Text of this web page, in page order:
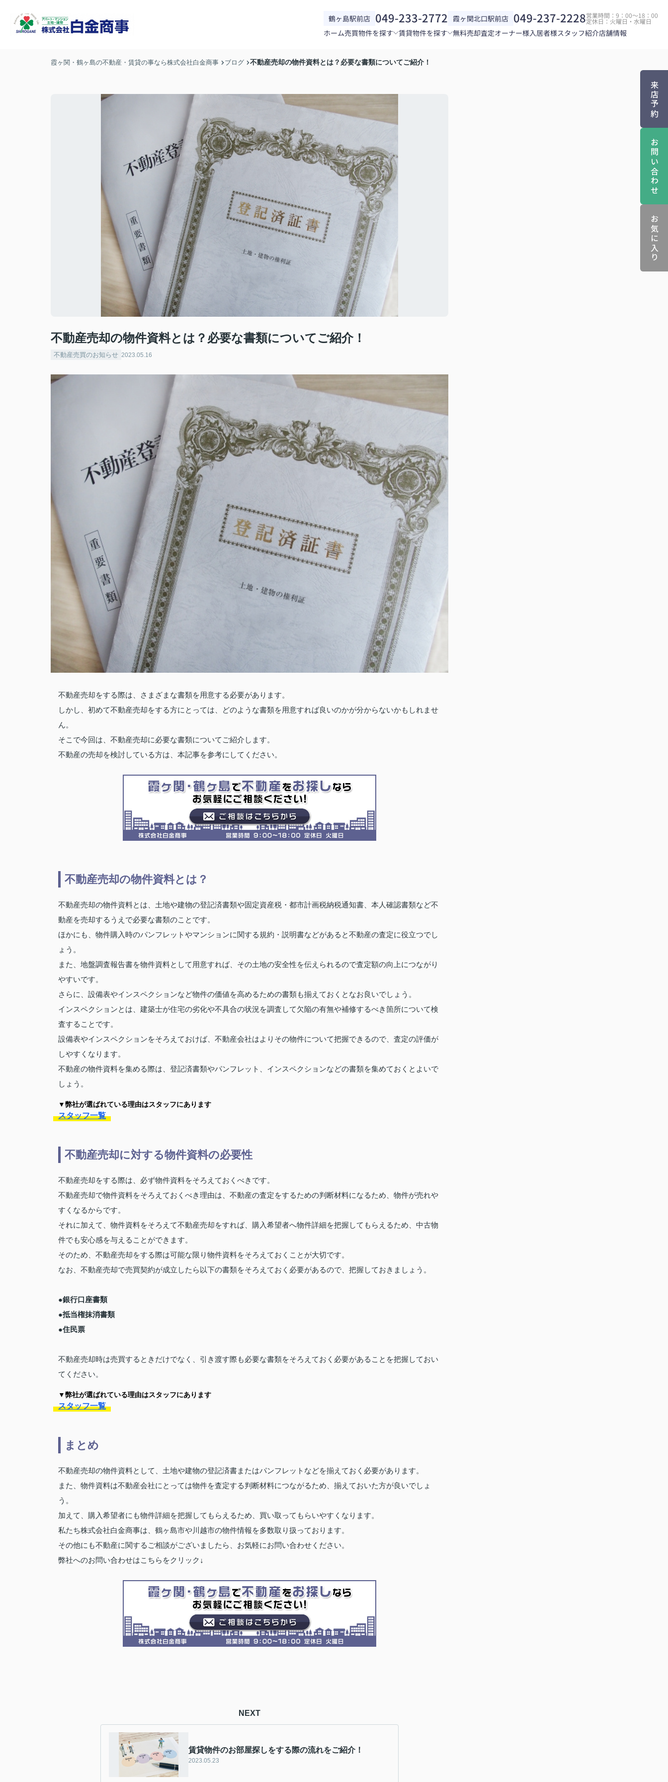
鶴ヶ島駅前店 049-233-2772 霞ヶ関北口駅前店 049-237-2228営業時間：9：00～18：00
定休日：火曜日・水曜日
ホーム売買物件を探す 賃貸物件を探す 無料売却査定オーナー様入居者様スタッフ紹介店舗情報
来店予約
お問い合わせ
お気に入り
霞ヶ関・鶴ヶ島の不動産・賃貸の事なら株式会社白金商事 ブログ 不動産売却の物件資料とは？必要な書類についてご紹介！
不動産売却の物件資料とは？必要な書類についてご紹介！
不動産売買のお知らせ 2023.05.16
不動産売却をする際は、さまざまな書類を用意する必要があります。
しかし、初めて不動産売却をする方にとっては、どのような書類を用意すれば良いのかが分からないかもしれませ
ん。
そこで今回は、不動産売却に必要な書類についてご紹介します。
不動産の売却を検討している方は、本記事を参考にしてください。
不動産売却の物件資料とは？
不動産売却の物件資料とは、土地や建物の登記済書類や固定資産税・都市計画税納税通知書、本人確認書類など不
動産を売却するうえで必要な書類のことです。
ほかにも、物件購入時のパンフレットやマンションに関する規約・説明書などがあると不動産の査定に役立つでし
ょう。
また、地盤調査報告書を物件資料として用意すれば、その土地の安全性を伝えられるので査定額の向上につながり
やすいです。
さらに、設備表やインスペクションなど物件の価値を高めるための書類も揃えておくとなお良いでしょう。
インスペクションとは、建築士が住宅の劣化や不具合の状況を調査して欠陥の有無や補修するべき箇所について検
査することです。
設備表やインスペクションをそろえておけば、不動産会社はよりその物件について把握できるので、査定の評価が
しやすくなります。
不動産の物件資料を集める際は、登記済書類やパンフレット、インスペクションなどの書類を集めておくとよいで
しょう。
▼弊社が選ばれている理由はスタッフにあります
スタッフ一覧
不動産売却に対する物件資料の必要性
不動産売却をする際は、必ず物件資料をそろえておくべきです。
不動産売却で物件資料をそろえておくべき理由は、不動産の査定をするための判断材料になるため、物件が売れや
すくなるからです。
それに加えて、物件資料をそろえて不動産売却をすれば、購入希望者へ物件詳細を把握してもらえるため、中古物
件でも安心感を与えることができます。
そのため、不動産売却をする際は可能な限り物件資料をそろえておくことが大切です。
なお、不動産売却で売買契約が成立したら以下の書類をそろえておく必要があるので、把握しておきましょう。
●銀行口座書類
●抵当権抹消書類
●住民票
不動産売却時は売買するときだけでなく、引き渡す際も必要な書類をそろえておく必要があることを把握しておい
てください。
▼弊社が選ばれている理由はスタッフにあります
スタッフ一覧
まとめ
不動産売却の物件資料として、土地や建物の登記済書またはパンフレットなどを揃えておく必要があります。
また、物件資料は不動産会社にとっては物件を査定する判断材料につながるため、揃えておいた方が良いでしょ
う。
加えて、購入希望者にも物件詳細を把握してもらえるため、買い取ってもらいやすくなります。
私たち株式会社白金商事は、鶴ヶ島市や川越市の物件情報を多数取り扱っております。
その他にも不動産に関するご相談がございましたら、お気軽にお問い合わせください。
弊社へのお問い合わせはこちらをクリック↓
NEXT
賃貸物件のお部屋探しをする際の流れをご紹介！
2023.05.23